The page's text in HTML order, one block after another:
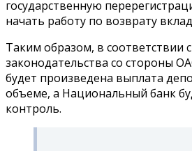
государственную
начать работу по возврату
Таким образом, в соответствии
законодательства со стороны
будет произведена выплата
объеме, а Национальный банк
контроль.